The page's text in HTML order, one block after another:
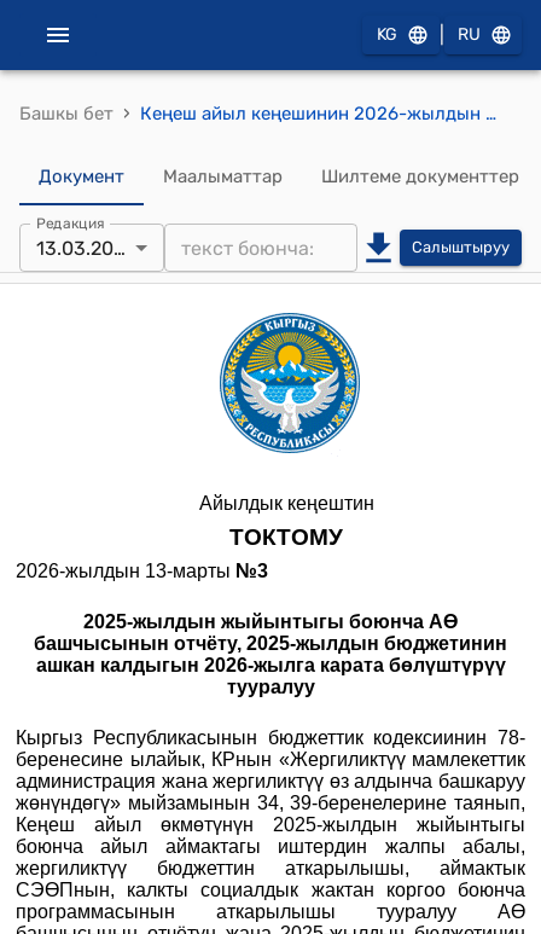
KG RU
Башкы бет › Кеңеш айыл кеңешинин 2026-жылдын 13-мартындагы №3 2025-жылдын жыйынтыгы боюнча АӨ башчысынын отчёту, 2025-жылдын бюджетинин ашкан калдыгын 2026-жылга карата бөлүштүрүү тууралуу токтом
Документ Маалыматтар Шилтеме документтер
Редакция
13.03.2026 Салыштыруу